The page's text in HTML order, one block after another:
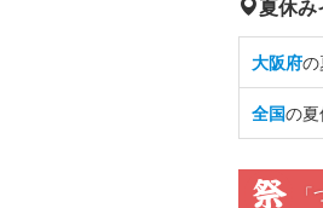
夏休み
大阪府
全国の